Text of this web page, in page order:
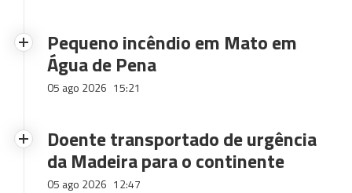
Pequeno incêndio em Mato em
Água de Pena
05 ago 2026 15:21
Doente transportado de urgência
da Madeira para o continente
05 ago 2026 12:47